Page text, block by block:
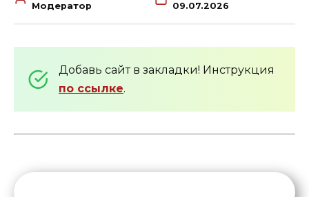
Модератор 09.07.2026
Добавь сайт в закладки! Инструкция
по ссылке.